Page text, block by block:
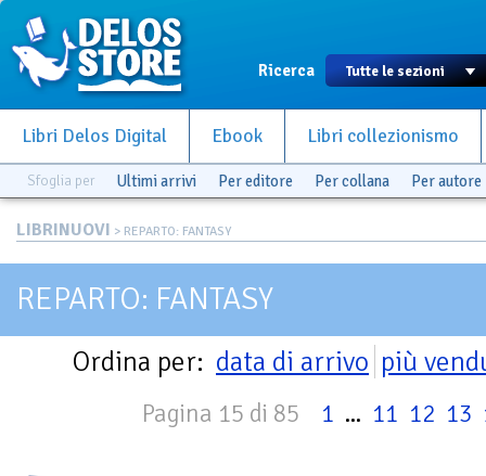
Ricerca
Libri Delos Digital Ebook Libri collezionismo
Sfoglia per Ultimi arrivi Per editore Per collana Per autore
LIBRINUOVI > REPARTO: FANTASY
REPARTO: FANTASY
Ordina per: data di arrivo più
Pagina 15 di 85 1 ... 11 12 13